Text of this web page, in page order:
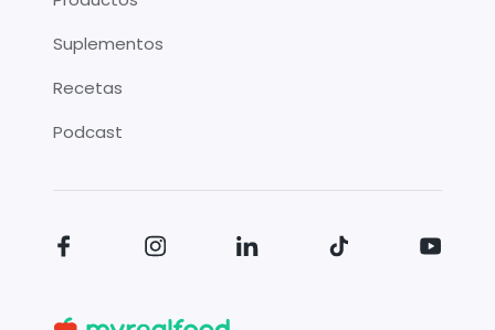
Suplementos
Recetas
Podcast